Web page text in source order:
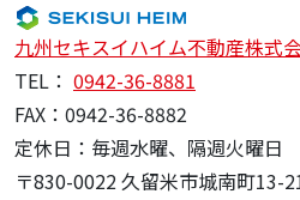
九州セキスイハイム不動産株式
TEL： 0942-36-8881
FAX：0942-36-8882
定休日：毎週水曜、隔週火曜日
〒830-0022 久留米市城南町13-